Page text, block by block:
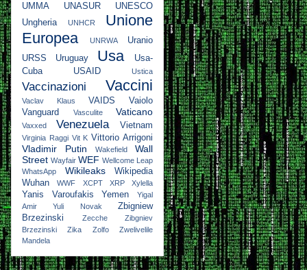
UMMA UNASUR
UNESCO
Ungheria
UNHCR
Unione
Europea
UNRWA
Uranio
URSS
Uruguay Usa
Usa-
Cuba
USAID Ustica
Vaccinazioni Vaccini
Vaclav Klaus VAIDS
Vaiolo
Vanguard
Vasculite Vaticano
Vaxxed Venezuela Vietnam
Virginia Raggi Vit K Vittorio Arrigoni
Vladimir Putin Wakefield
Wall
Street Wayfair WEF Wellcome Leap
WhatsApp
Wikileaks
Wikipedia
Wuhan
WWF XCPT XRP Xylella
Yanis Varoufakis Yemen
Yigal
Amir
Yuli Novak
Zbigniew
Brzezinski
Zecche
Zibgniev
Brzezinski
Zika Zolfo
Zwelivelile
Mandela